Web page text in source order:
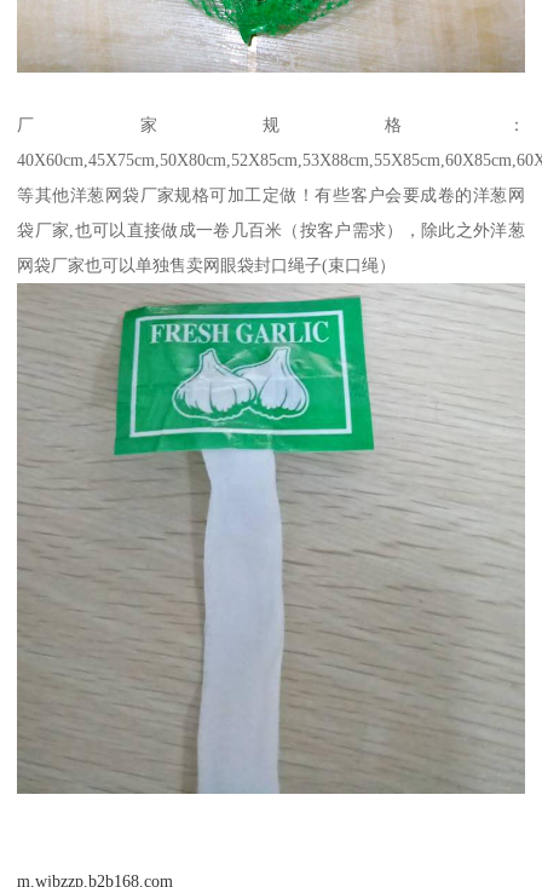
厂家规格：
等其他洋葱网袋厂家规格可加工定做！有‪些客户会要成卷的洋葱网
袋厂家,也可以直接做成一卷几百米（按客户需求），除此之外洋葱
网袋厂家也可以单独售卖网眼袋封口绳子(束口绳）
m.wjbzzp.b2b168.com